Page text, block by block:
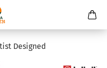
Designed